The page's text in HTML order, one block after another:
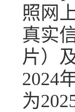
照网
真实
片）
2024
为